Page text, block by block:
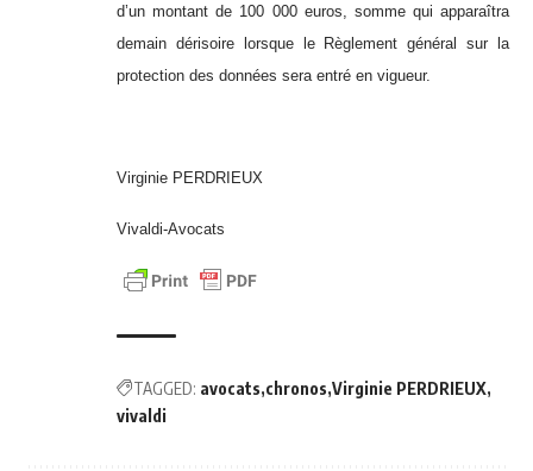
d’un montant de 100 000 euros, somme qui apparaîtra
demain dérisoire lorsque le Règlement général sur la
protection des données sera entré en vigueur.
Virginie PERDRIEUX
Vivaldi-Avocats
TAGGED: avocats chronos Virginie PERDRIEUX
vivaldi